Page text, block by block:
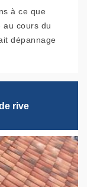
à ce que
au cours du
dépannage
rive